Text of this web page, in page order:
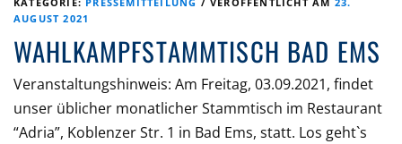
AUGUST 2021
WAHLKAMPFSTAMMTISCH BAD EMS
Veranstaltungshinweis: Am Freitag, 03.09.2021, findet
unser üblicher monatlicher Stammtisch im Restaurant
“Adria”, Koblenzer Str. 1 in Bad Ems, statt. Los geht`s